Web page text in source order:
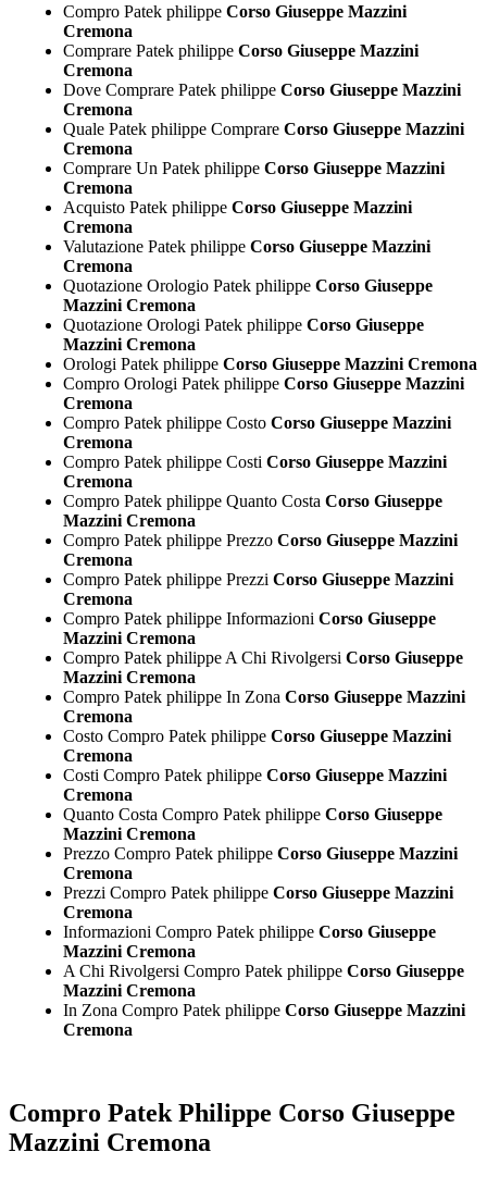
Compro Patek philippe Corso Giuseppe Mazzini
Cremona
Comprare Patek philippe Corso Giuseppe Mazzini
Cremona
Dove Comprare Patek philippe Corso Giuseppe Mazzini
Cremona
Quale Patek philippe Comprare Corso Giuseppe Mazzini
Cremona
Comprare Un Patek philippe Corso Giuseppe Mazzini
Cremona
Acquisto Patek philippe Corso Giuseppe Mazzini
Cremona
Valutazione Patek philippe Corso Giuseppe Mazzini
Cremona
Quotazione Orologio Patek philippe Corso Giuseppe
Mazzini Cremona
Quotazione Orologi Patek philippe Corso Giuseppe
Mazzini Cremona
Orologi Patek philippe Corso Giuseppe Mazzini Cremona
Compro Orologi Patek philippe Corso Giuseppe Mazzini
Cremona
Compro Patek philippe Costo Corso Giuseppe Mazzini
Cremona
Compro Patek philippe Costi Corso Giuseppe Mazzini
Cremona
Compro Patek philippe Quanto Costa Corso Giuseppe
Mazzini Cremona
Compro Patek philippe Prezzo Corso Giuseppe Mazzini
Cremona
Compro Patek philippe Prezzi Corso Giuseppe Mazzini
Cremona
Compro Patek philippe Informazioni Corso Giuseppe
Mazzini Cremona
Compro Patek philippe A Chi Rivolgersi Corso Giuseppe
Mazzini Cremona
Compro Patek philippe In Zona Corso Giuseppe Mazzini
Cremona
Costo Compro Patek philippe Corso Giuseppe Mazzini
Cremona
Costi Compro Patek philippe Corso Giuseppe Mazzini
Cremona
Quanto Costa Compro Patek philippe Corso Giuseppe
Mazzini Cremona
Prezzo Compro Patek philippe Corso Giuseppe Mazzini
Cremona
Prezzi Compro Patek philippe Corso Giuseppe Mazzini
Cremona
Informazioni Compro Patek philippe Corso Giuseppe
Mazzini Cremona
A Chi Rivolgersi Compro Patek philippe Corso Giuseppe
Mazzini Cremona
In Zona Compro Patek philippe Corso Giuseppe Mazzini
Cremona
Compro Patek Philippe Corso Giuseppe
Mazzini Cremona